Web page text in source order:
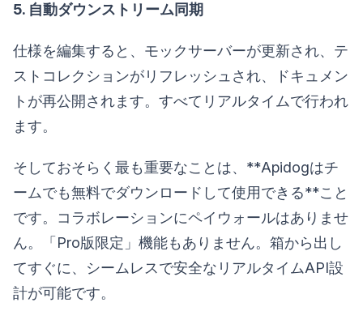
5. 自動ダウンストリーム同期
仕様を編集すると、モックサーバーが更新され、テ
ストコレクションがリフレッシュされ、ドキュメン
トが再公開されます。すべてリアルタイムで行われ
ます。
そしておそらく最も重要なことは、**Apidogはチ
ームでも無料でダウンロードして使用できる**こと
です。コラボレーションにペイウォールはありませ
ん。「Pro版限定」機能もありません。箱から出し
てすぐに、シームレスで安全なリアルタイムAPI設
計が可能です。